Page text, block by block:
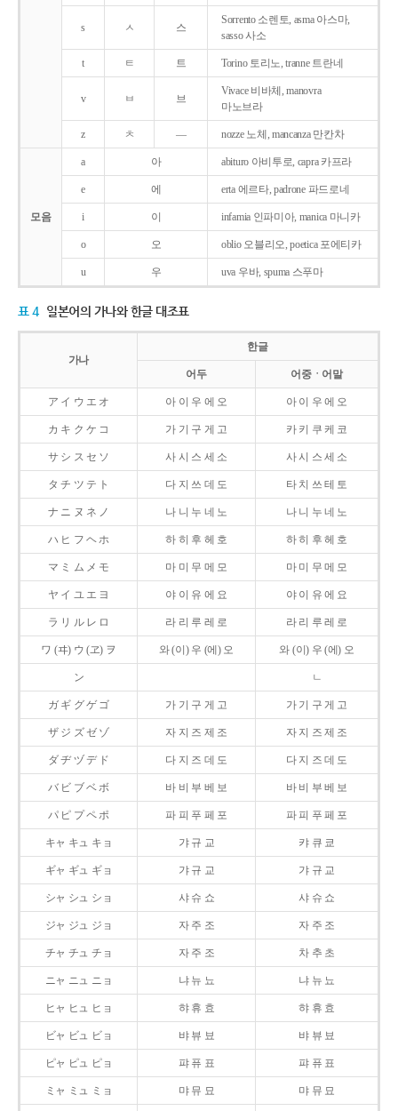
s ㅅ 스
Sorrento 소렌토, asma 아스마,
sasso 사소
t ㅌ 트 Torino 토리노, tranne 트란네
v ㅂ 브
Vivace 비바체, manovra
마노브라
z ㅊ ― nozze 노체, mancanza 만칸차
모음
a 아 abituro 아비투로, capra 카프라
e 에 erta 에르타, padrone 파드로네
i 이 infamia 인파미아, manica 마니카
o 오 oblio 오블리오, poetica 포에티카
u 우 uva 우바, spuma 스푸마
표 4 일본어의 가나와 한글 대조표
가나
한글
어두 어중ㆍ어말
ア イ ウ エ オ 아 이 우 에 오 아 이 우 에 오
カ キ ク ケ コ 가 기 구 게 고 카 키 쿠 케 코
サ シ ス セ ソ 사 시 스 세 소 사 시 스 세 소
タ チ ツ テ ト 다 지 쓰 데 도 타 치 쓰 테 토
ナ ニ ヌ ネ ノ 나 니 누 네 노 나 니 누 네 노
ハ ヒ フ ヘ ホ 하 히 후 헤 호 하 히 후 헤 호
マ ミ ム メ モ 마 미 무 메 모 마 미 무 메 모
ヤ イ ユ エ ヨ 야 이 유 에 요 야 이 유 에 요
ラ リ ル レ ロ 라 리 루 레 로 라 리 루 레 로
ワ (ヰ) ウ (ヱ) ヲ 와 (이) 우 (에) 오 와 (이) 우 (에) 오
ン ㄴ
ガ ギ グ ゲ ゴ 가 기 구 게 고 가 기 구 게 고
ザ ジ ズ ゼ ゾ 자 지 즈 제 조 자 지 즈 제 조
ダ ヂ ヅ デ ド 다 지 즈 데 도 다 지 즈 데 도
バ ビ ブ ベ ボ 바 비 부 베 보 바 비 부 베 보
パ ピ プ ペ ポ 파 피 푸 페 포 파 피 푸 페 포
キャ キュ キョ 갸 규 교 캬 큐 쿄
ギャ ギュ ギョ 갸 규 교 갸 규 교
シャ シュ ショ 샤 슈 쇼 샤 슈 쇼
ジャ ジュ ジョ 자 주 조 자 주 조
チャ チュ チョ 자 주 조 차 추 초
ニャ ニュ ニョ 냐 뉴 뇨 냐 뉴 뇨
ヒャ ヒュ ヒョ 햐 휴 효 햐 휴 효
ビャ ビュ ビョ 뱌 뷰 뵤 뱌 뷰 뵤
ピャ ピュ ピョ 퍄 퓨 표 퍄 퓨 표
ミャ ミュ ミョ 먀 뮤 묘 먀 뮤 묘